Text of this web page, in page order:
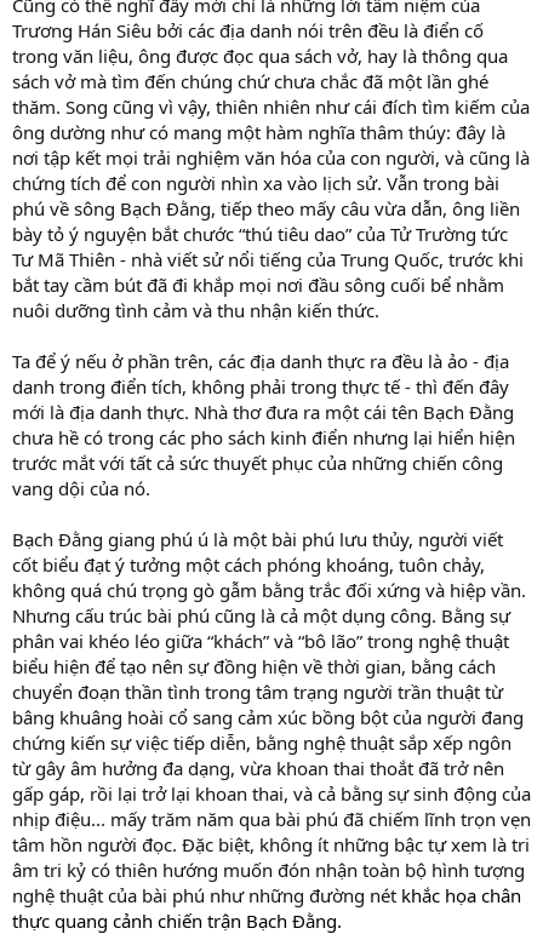
Trương Hán Siêu bởi các địa danh nói trên đều là điển cố
trong văn liệu, ông được đọc qua sách vở, hay là thông qua
sách vở mà tìm đến chúng chứ chưa chắc đã một lần ghé
thăm. Song cũng vì vậy, thiên nhiên như cái đích tìm kiếm của
ông dường như có mang một hàm nghĩa thâm thúy: đây là
nơi tập kết mọi trải nghiệm văn hóa của con người, và cũng là
chứng tích để con người nhìn xa vào lịch sử. Vẫn trong bài
phú về sông Bạch Đằng, tiếp theo mấy câu vừa dẫn, ông liền
bày tỏ ý nguyện bắt chước “thú tiêu dao” của Tử Trường tức
Tư Mã Thiên - nhà viết sử nổi tiếng của Trung Quốc, trước khi
bắt tay cầm bút đã đi khắp mọi nơi đầu sông cuối bể nhằm
nuôi dưỡng tình cảm và thu nhận kiến thức.
Ta để ý nếu ở phần trên, các địa danh thực ra đều là ảo - địa
danh trong điển tích, không phải trong thực tế - thì đến đây
mới là địa danh thực. Nhà thơ đưa ra một cái tên Bạch Đằng
chưa hề có trong các pho sách kinh điển nhưng lại hiển hiện
trước mắt với tất cả sức thuyết phục của những chiến công
vang dội của nó.
Bạch Đằng giang phú ú là một bài phú lưu thủy, người viết
cốt biểu đạt ý tưởng một cách phóng khoáng, tuôn chảy,
không quá chú trọng gò gẫm bằng trắc đối xứng và hiệp vần.
Nhưng cấu trúc bài phú cũng là cả một dụng công. Bằng sự
phân vai khéo léo giữa “khách” và “bô lão” trong nghệ thuật
biểu hiện để tạo nên sự đồng hiện về thời gian, bằng cách
chuyển đoạn thần tình trong tâm trạng người trần thuật từ
bâng khuâng hoài cổ sang cảm xúc bồng bột của người đang
chứng kiến sự việc tiếp diễn, bằng nghệ thuật sắp xếp ngôn
từ gây âm hưởng đa dạng, vừa khoan thai thoắt đã trở nên
gấp gáp, rồi lại trở lại khoan thai, và cả bằng sự sinh động của
nhịp điệu... mấy trăm năm qua bài phú đã chiếm lĩnh trọn vẹn
tâm hồn người đọc. Đặc biệt, không ít những bậc tự xem là tri
âm tri kỷ có thiên hướng muốn đón nhận toàn bộ hình tượng
nghệ thuật của bài phú như những đường nét khắc họa chân
thực quang cảnh chiến trận Bạch Đằng.